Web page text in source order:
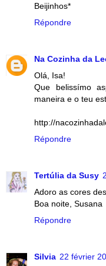
Beijinhos*
Répondre
Na Cozinha da
Olá, Isa!
Que belissímo
maneira e o teu
http://
Répondre
Tertúlia da Susy
Adoro as cores
Boa noite, Susana
Répondre
Silvia 22 février